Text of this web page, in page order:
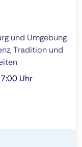
und Umgebung
Tradition und
Uhr